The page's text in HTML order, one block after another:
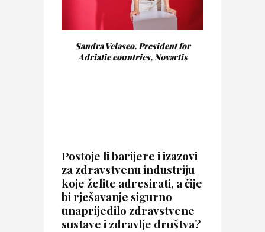
Sandra Velasco, President for
Adriatic countries, Novartis
Postoje li barijere i izazovi
za zdravstvenu industriju
koje želite adresirati, a čije
bi rješavanje sigurno
unaprijedilo zdravstvene
sustave i zdravlje društva?